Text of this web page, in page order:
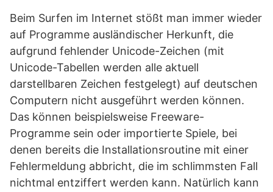
Beim Surfen im Internet stößt man immer wieder
auf Programme ausländischer Herkunft, die
aufgrund fehlender Unicode-Zeichen (mit
Unicode-Tabellen werden alle aktuell
darstellbaren Zeichen festgelegt) auf deutschen
Computern nicht ausgeführt werden können.
Das können beispielsweise Freeware-
Programme sein oder importierte Spiele, bei
denen bereits die Installationsroutine mit einer
Fehlermeldung abbricht, die im schlimmsten Fall
nichtmal entziffert werden kann. Natürlich kann